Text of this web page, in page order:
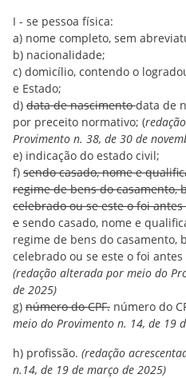
I - se pessoa física:
a) nome completo, sem
b) nacionalidade;
c) domicílio, contendo o
e Estado;
d) data de nascimentodata de
por preceito normativo; (
Provimento n. 38, de 30 de
e) indicação do estado civil;
f) sendo casado, nome e
regime de bens do casamento,
celebrado ou se este o foi
e sendo casado, nome e
regime de bens do casamento,
celebrado ou se este o foi
(redação alterada por meio do
de 2025)
g) número do CPF. número do
meio do Provimento n. 14, de 19
h) profissão. (redação
n.14, de 19 de março de 2025)